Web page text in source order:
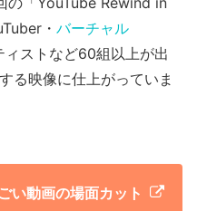
・ バーチャル
ィストなど60組以上が出
る映像に仕上がっていま
い動画の場面カット